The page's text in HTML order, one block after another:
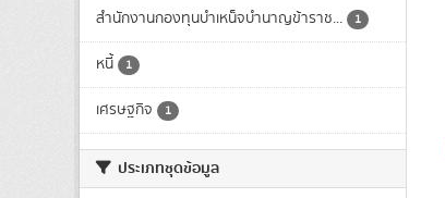
สำนักงานกองทุนบำเหน็จบำนาญข้าราช... 1
หนี้ 1
เศรษฐกิจ 1
ประเภทชุดข้อมูล